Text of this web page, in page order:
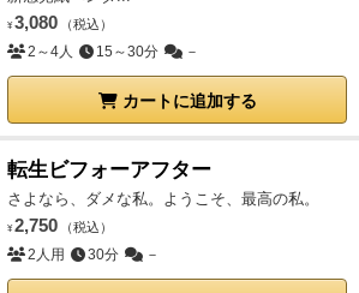
¥ 3,080 （税込）
2～4人 15～30分 －
カートに追加する
転生ビフォーアフター
さよなら、ダメな私。ようこそ、最高の私。
¥ 2,750 （税込）
2人用 30分 －